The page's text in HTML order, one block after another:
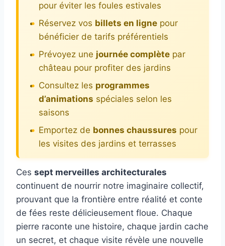
pour éviter les foules estivales
Réservez vos billets en ligne pour
bénéficier de tarifs préférentiels
Prévoyez une journée complète par
château pour profiter des jardins
Consultez les programmes
d’animations spéciales selon les
saisons
Emportez de bonnes chaussures pour
les visites des jardins et terrasses
Ces sept merveilles architecturales
continuent de nourrir notre imaginaire collectif,
prouvant que la frontière entre réalité et conte
de fées reste délicieusement floue. Chaque
pierre raconte une histoire, chaque jardin cache
un secret, et chaque visite révèle une nouvelle